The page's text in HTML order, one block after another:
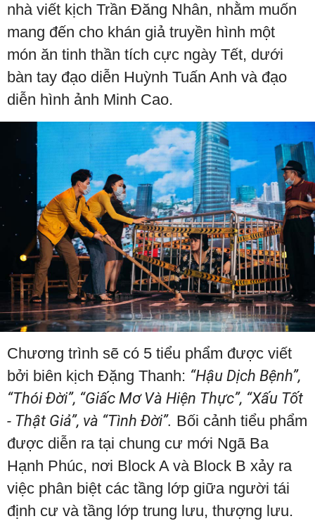
nhà viết kịch Trần Đăng Nhân, nhằm muốn
mang đến cho khán giả truyền hình một
món ăn tinh thần tích cực ngày Tết, dưới
bàn tay đạo diễn Huỳnh Tuấn Anh và đạo
diễn hình ảnh Minh Cao.
Chương trình sẽ có 5 tiểu phẩm được viết
bởi biên kịch Đặng Thanh: “Hậu Dịch Bệnh”,
“Thói Đời”, “Giấc Mơ Và Hiện Thực”, “Xấu Tốt
- Thật Giả”, và “Tình Đời”. Bối cảnh tiểu phẩm
được diễn ra tại chung cư mới Ngã Ba
Hạnh Phúc, nơi Block A và Block B xảy ra
việc phân biệt các tầng lớp giữa người tái
định cư và tầng lớp trung lưu, thượng lưu.